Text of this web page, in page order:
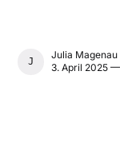
JULIA
Julia Magenau
3. April 2025